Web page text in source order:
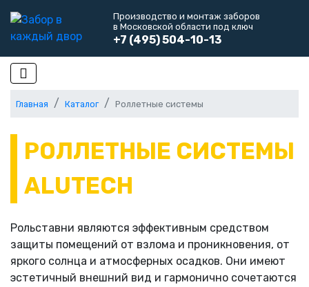
Производство и монтаж заборов
в Московской области под ключ
+7 (495) 504-10-13
Главная Каталог Роллетные системы
РОЛЛЕТНЫЕ СИСТЕМЫ
ALUTECH
Рольставни являются эффективным средством
защиты помещений от взлома и проникновения, от
яркого солнца и атмосферных осадков. Они имеют
эстетичный внешний вид и гармонично сочетаются